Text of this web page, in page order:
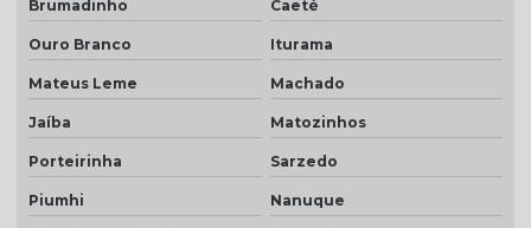
Brumadinho Caeté
Ouro Branco Iturama
Mateus Leme Machado
Jaíba Matozinhos
Porteirinha Sarzedo
Piumhi Nanuque